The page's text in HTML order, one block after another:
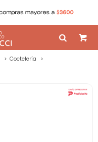
Coctelería